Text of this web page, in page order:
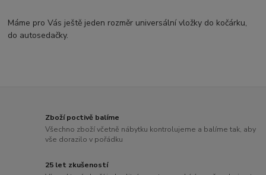
Máme pro Vás ještě jeden rozměr universální vložky do kočárku,
do autosedačky.
Zboží poctivě balíme
Všechno zboží včetně nábytku kontrolujeme a balíme tak, aby
vše dorazilo v pořádku
25 let zkušeností